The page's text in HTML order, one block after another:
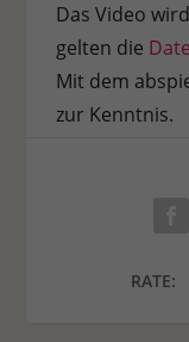
Das Video
gelten die
Mit dem
zur Kenntnis.
RATE: